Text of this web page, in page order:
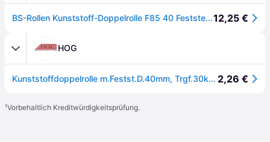
BS-Rollen Kunststoff-Doppelrolle F85 40 Feststeller + Platte12,25 €
HOG
Kunststoffdoppelrolle m.Festst.D.40mm, Trgf.30kg m.Platte PA schwarz RAL 9005 2,26 €
¹Vorbehaltlich Kreditwürdigkeitsprüfung.